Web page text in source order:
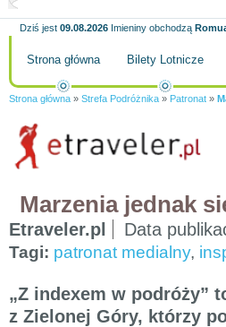
Dziś jest 09.08.2026 Imieniny obchodzą
Strona główna Bilety Lotnicze
Strona główna » Strefa Podróżnika » Patronat »
Marzenia jednak
Etraveler.pl Data
Tagi: patronat medialny,
„Z indexem w podróży”
z Zielonej Góry, którzy